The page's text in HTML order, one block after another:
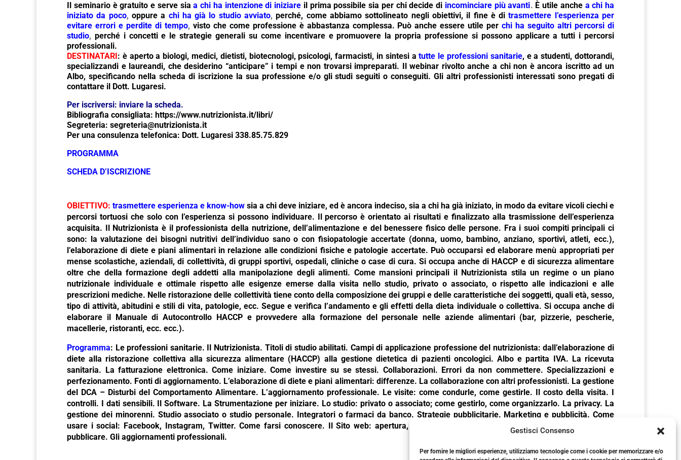
Gestisci Consenso
Per fornire le migliori esperienze, utilizziamo tecnologie come i cookie per memorizzare e/o
Il seminario è gratuito e serve sia a chi ha intenzione di iniziare il prima possibile sia per chi decide di incominciare più avanti. È utile anche a chi ha
iniziato da poco, oppurea chi ha già lo studio avviato,perché, come abbiamo sottolineato negli obiettivi, il fine è ditrasmettere l’esperienza per
evitare errori e perdite di tempo, visto che come professione è abbastanza complessa. Può anche essere utile per chi ha seguito altri percorsi di
studio, perché i concetti e le strategie generali su come incentivare e promuovere la propria professione si possono applicare a tutti i percorsi
professionali.
DESTINATARI : è aperto a biologi, medici, dietisti, biotecnologi, psicologi, farmacisti, in sintesi atutte le professioni sanitarie, e a studenti, dottorandi,
specializzandi e laureandi, che desiderino “anticipare” i tempi e non trovarsi impreparati. Il webinar rivolto anche a chi non è ancora iscritto ad un
Albo, specificando nella scheda di iscrizione la sua professione e/o gli studi seguiti o conseguiti. Gli altri professionisti interessati sono pregati di
contattare il Dott. Lugaresi.
Per iscriversi: inviare la scheda.
Bibliografia consigliata: https://www.nutrizionista.it/libri/
Segreteria: segreteria@nutrizionista.it
Per una consulenza telefonica: Dott. Lugaresi 338.85.75.829
PROGRAMMA
SCHEDA D’ISCRIZIONE
OBIETTIVO: trasmettere esperienza e know-how sia a chi deve iniziare, ed è ancora indeciso, sia a chi ha già iniziato, in modo da evitare vicoli ciechi e
percorsi tortuosi che solo con l’esperienza si possono individuare. Il percorso è orientato ai risultati e finalizzato alla trasmissione dell’esperienza
acquisita. Il Nutrizionista è il professionista della nutrizione, dell’alimentazione e del benessere fisico delle persone. Fra i suoi compiti principali ci
sono: la valutazione dei bisogni nutritivi dell’individuo sano o con fisiopatologie accertate (donna, uomo, bambino, anziano, sportivi, atleti, ecc.),
l’elaborazione di diete e piani alimentari in relazione alle condizioni fisiche e patologie accertate. Può occuparsi ed elaborare menù appropriati per
mense scolastiche, aziendali, di collettività, di gruppi sportivi, ospedali, cliniche o case di cura. Si occupa anche di HACCP e di sicurezza alimentare
oltre che della formazione degli addetti alla manipolazione degli alimenti. Come mansioni principali il Nutrizionista stila un regime o un piano
nutrizionale individuale e ottimale rispetto alle esigenze emerse dalla visita nello studio, privato o associato, o rispetto alle indicazioni e alle
prescrizioni mediche. Nelle ristorazione delle collettività tiene conto della composizione dei gruppi e delle caratteristiche dei soggetti, quali età, sesso,
tipo di attività, abitudini e stili di vita, patologie, ecc. Segue e verifica l’andamento e gli effetti della dieta individuale o collettiva. Si occupa anche di
elaborare il Manuale di Autocontrollo HACCP e provvedere alla formazione del personale nelle aziende alimentari (bar, pizzerie, pescherie,
macellerie, ristoranti, ecc. ecc.).
Programma: Le professioni sanitarie. Il Nutrizionista. Titoli di studio abilitati. Campi di applicazione professione del nutrizionista: dall’elaborazione di
diete alla ristorazione collettiva alla sicurezza alimentare (HACCP) alla gestione dietetica di pazienti oncologici. Albo e partita IVA. La ricevuta
sanitaria. La fatturazione elettronica. Come iniziare. Come investire su se stessi. Collaborazioni. Errori da non commettere. Specializzazioni e
perfezionamento. Fonti di aggiornamento. L’elaborazione di diete e piani alimentari: differenze. La collaborazione con altri professionisti. La gestione
del DCA – Disturbi del Comportamento Alimentare. L’aggiornamento professionale. Le visite: come condurle, come gestirle. Il costo della visita. I
controlli. I dati sensibili. Il Software. La Strumentazione per iniziare. Lo studio: privato o associato; come gestirlo, come organizzarlo. La privacy. La
gestione dei minorenni. Studio associato o studio personale. Integratori o farmaci da banco. Strategie pubblicitarie. Marketing e pubblicità. Come
usare i social: Facebook, Instagram, Twitter. Come farsi conoscere. Il Sito web: apertura, gestione, mantenimento. La newsletter. Come e cosa
pubblicare. Gli aggiornamenti professionali.